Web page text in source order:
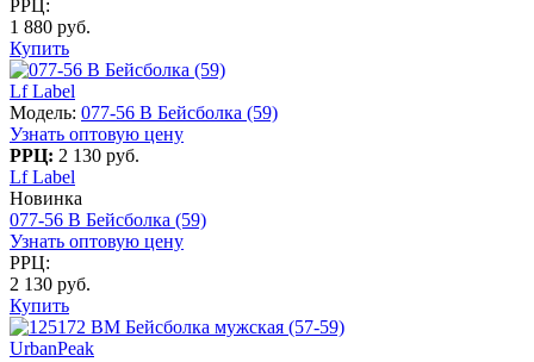
РРЦ:
1 880 руб.
Купить
Lf Label
Модель: 077-56 В Бейсболка (59)
Узнать оптовую цену
РРЦ: 2 130 руб.
Lf Label
Новинка
077-56 В Бейсболка (59)
Узнать оптовую цену
РРЦ:
2 130 руб.
Купить
UrbanPeak